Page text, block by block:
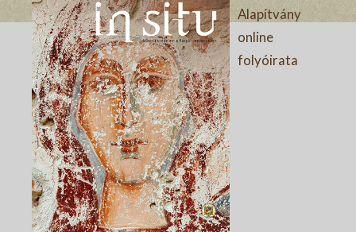
Alapítvány
online
folyóirata